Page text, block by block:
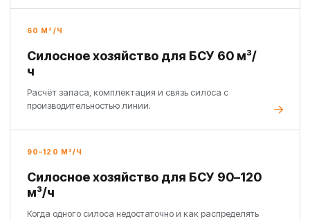
60 М³/Ч
Силосное хозяйство для БСУ 60 м³/
ч
Расчёт запаса, комплектация и связь силоса с
производительностью линии.
90–120 М³/Ч
Силосное хозяйство для БСУ 90–120
м³/ч
Когда одного силоса недостаточно и как распределять